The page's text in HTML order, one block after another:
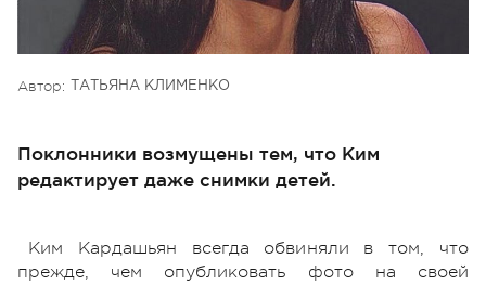
Автор: ТАТЬЯНА КЛИМЕНКО
Поклонники возмущены тем, что Ким
редактирует даже снимки детей.
Ким Кардашьян всегда обвиняли в том, что
прежде, чем опубликовать фото на своей